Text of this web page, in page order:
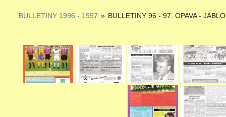
BULLETINY 1996 - 1997 » BULLETINY 96 - 97: OPAVA -